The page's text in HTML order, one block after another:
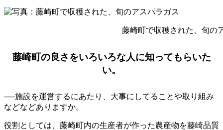
藤崎町で収穫された、旬の
藤崎町の良さをいろいろな人に知ってもらいた
い。
──施設を運営するにあたり、大事にしてることや取り組み
などなどありますか。
役割としては、藤崎町内の生産者が作った農産物を藤崎品質